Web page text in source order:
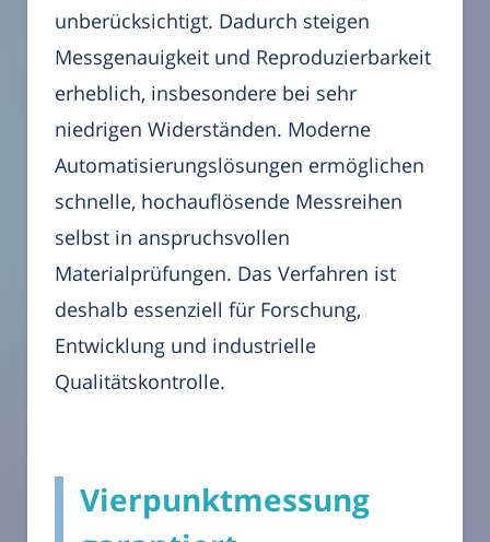
unberücksichtigt. Dadurch steigen
Messgenauigkeit und Reproduzierbarkeit
erheblich, insbesondere bei sehr
niedrigen Widerständen. Moderne
Automatisierungslösungen ermöglichen
schnelle, hochauflösende Messreihen
selbst in anspruchsvollen
Materialprüfungen. Das Verfahren ist
deshalb essenziell für Forschung,
Entwicklung und industrielle
Qualitätskontrolle.
Vierpunktmessung